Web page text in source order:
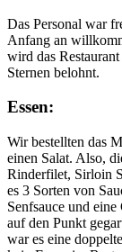
Das Personal war
Anfang an
wird das
Sternen belohnt.
Essen:
Wir bestellten das
einen Salat. Also,
Rinderfilet, Sirloin
es 3 Sorten von
Senfsauce und
auf den Punkt
war es eine